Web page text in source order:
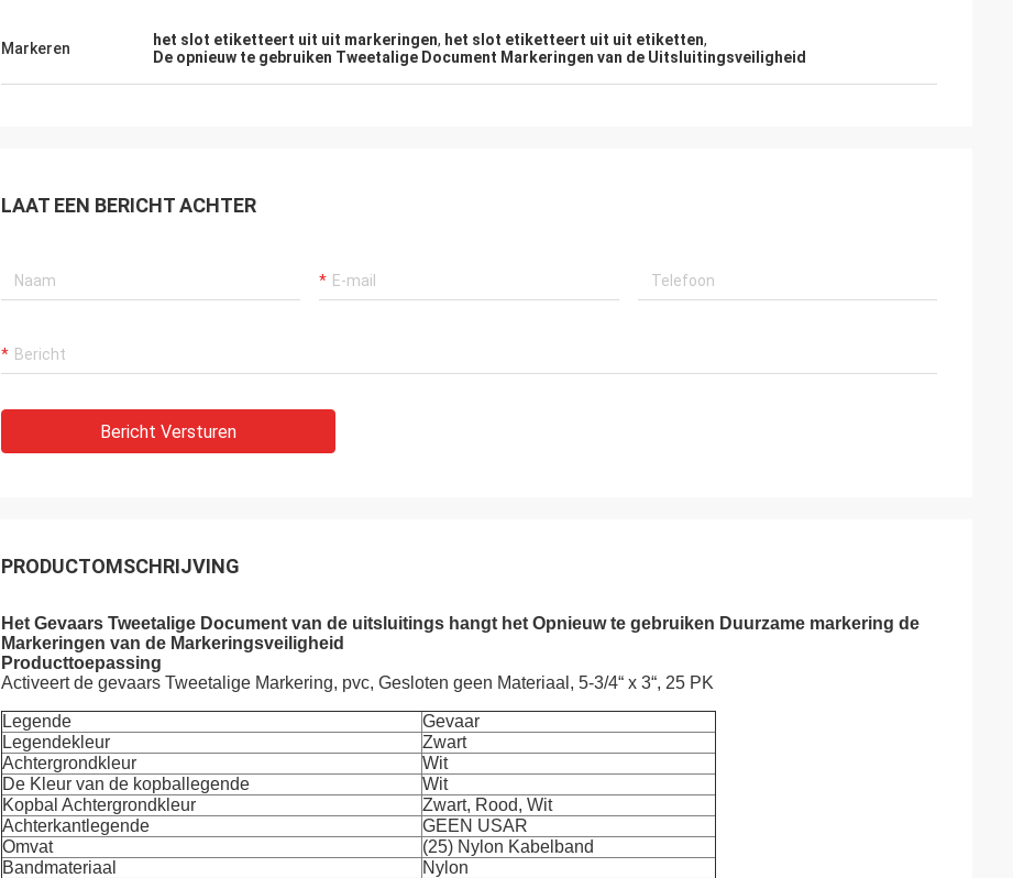
Markeren het slot etiketteert uit uit markeringen, het slot etiketteert uit uit etiketten,
De opnieuw te gebruiken Tweetalige Document Markeringen van de Uitsluitingsveiligheid
LAAT EEN BERICHT ACHTER
Bericht Versturen
PRODUCTOMSCHRIJVING
Het Gevaars Tweetalige Document van de uitsluitings hangt het Opnieuw te gebruiken Duurzame markering de
Markeringen van de Markeringsveiligheid
Producttoepassing
Activeert de gevaars Tweetalige Markering, pvc, Gesloten geen Materiaal, 5-3/4“ x 3“, 25 PK
Legende
Gevaar
Legendekleur
Zwart
Achtergrondkleur
Wit
De Kleur van de kopballegende
Wit
Kopbal Achtergrondkleur
Zwart, Rood, Wit
Achterkantlegende
GEEN USAR
Omvat
(25) Nylon Kabelband
Bandmateriaal
Nylon